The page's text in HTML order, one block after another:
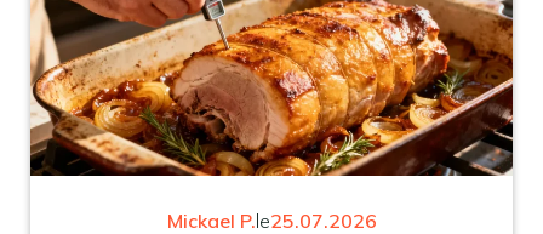
Mickael P.le25.07.2026